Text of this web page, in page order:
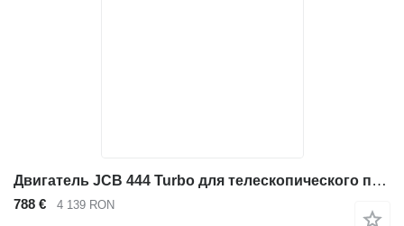
Двигатель JCB 444 Turbo для телескопического погрузчика JCB 531-70 536-70 541-70 540-140
788 € 4 139 RON